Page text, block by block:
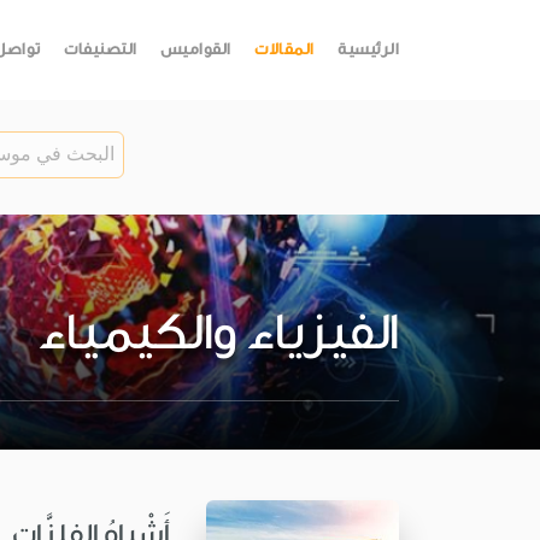
الرئيسية المقالات القواميس التصنيفات
الفيزياء والكيمياء